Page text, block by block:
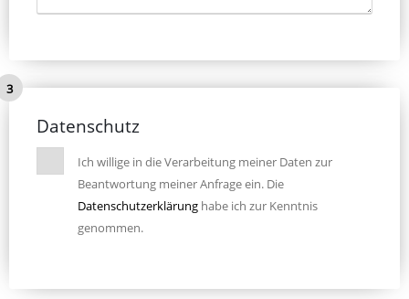
Datenschutz
Ich willige in die Verarbeitung meiner Daten zur
Beantwortung meiner Anfrage ein. Die
Datenschutzerklärung habe ich zur Kenntnis
genommen.